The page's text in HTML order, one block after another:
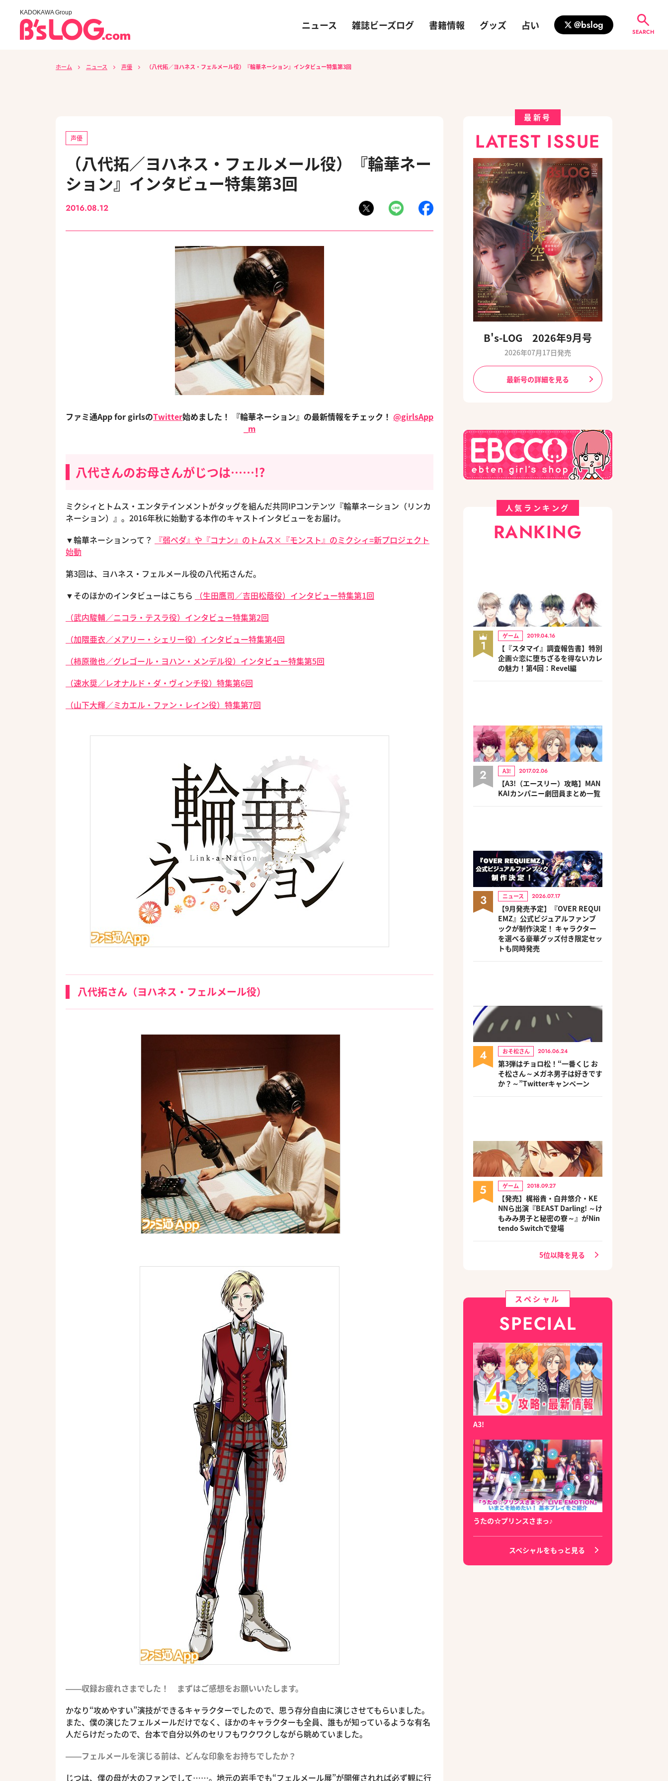
KADOKAWA Group
ニュース 雑誌ビーズログ 書籍情報 グッズ 占い @bslog
SEARCH
ホーム ニュース 声優 （八代拓／ヨハネス・フェルメール役）『輪華ネーション』インタビュー特集第3回
声優
（八代拓／ヨハネス・フェルメール役）『輪華ネー
ション』インタビュー特集第3回
2016.08.12
ファミ通App for girlsのTwitter始めました！ 『輪華ネーション』の最新情報をチェック！ @girlsApp
_m
八代さんのお母さんがじつは……!?
ミクシィとトムス・エンタテインメントがタッグを組んだ共同IPコンテンツ『輪華ネーション（リンカ
ネーション）』。2016年秋に始動する本作のキャストインタビューをお届け。
▼輪華ネーションって？
『弱ペダ』や『コナン』のトムス×『モンスト』のミクシィ=新プロジェクト
始動
第3回は、ヨハネス・フェルメール役の八代拓さんだ。
▼そのほかのインタビューはこちら
（生田鷹司／吉田松蔭役）インタビュー特集第1回
（武内駿輔／ニコラ・テスラ役）インタビュー特集第2回
（加隈亜衣／メアリー・シェリー役）インタビュー特集第4回
（柿原徹也／グレゴール・ヨハン・メンデル役）インタビュー特集第5回
（速水奨／レオナルド・ダ・ヴィンチ役）特集第6回
（山下大輝／ミカエル・ファン・レイン役）特集第7回
八代拓さん（ヨハネス・フェルメール役）
――収録お疲れさまでした！ まずはご感想をお願いいたします。
かなり“攻めやすい”演技ができるキャラクターでしたので、思う存分自由に演じさせてもらいました。
また、僕の演じたフェルメールだけでなく、ほかのキャラクターも全員、誰もが知っているような有名
人だらけだったので、台本で自分以外のセリフもワクワクしながら眺めていました。
――フェルメールを演じる前は、どんな印象をお持ちでしたか？
じつは、僕の母が大のファンでして……。地元の岩手でも“フェルメール展”が開催されれば必ず観に行
最新号
LATEST ISSUE
B's-LOG 2026年9月号
2026年07月17日発売
最新号の詳細を見る
人気ランキング
RANKING
1
ゲーム 2019.04.16
【『スタマイ』調査報告書】特別
企画☆恋に堕ちざるを得ないカレ
の魅力！第4回：Revel編
2 A3! 2017.02.06
【A3!（エースリー）攻略】MAN
KAIカンパニー劇団員まとめ一覧
3 ニュース 2026.07.17
【9月発売予定】『OVER REQUI
EMZ』公式ビジュアルファンブ
ックが制作決定！ キャラクター
を選べる豪華グッズ付き限定セッ
トも同時発売
4 おそ松さん 2016.06.24
第3弾はチョロ松！“一番くじ お
そ松さん～メガネ男子は好きです
か？～”Twitterキャンペーン
5 ゲーム 2018.09.27
【発売】梶裕貴・白井悠介・KE
NNら出演『BEAST Darling! ～け
もみみ男子と秘密の寮～』がNin
tendo Switchで登場
5位以降を見る
スペシャル
SPECIAL
A3!
うたの☆プリンスさまっ♪
スペシャルをもっと見る